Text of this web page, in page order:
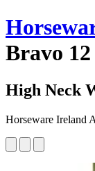
Bravo
High Neck
Horseware Ireland